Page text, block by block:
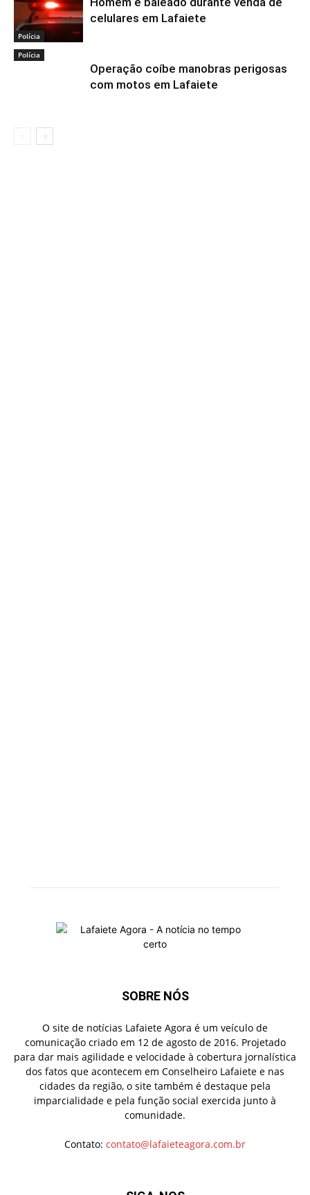
Polícia
celulares em Lafaiete
Polícia
Operação coíbe manobras perigosas
com motos em Lafaiete
SOBRE NÓS
O site de notícias Lafaiete Agora é um veículo de
comunicação criado em 12 de agosto de 2016. Projetado
para dar mais agilidade e velocidade à cobertura jornalística
dos fatos que acontecem em Conselheiro Lafaiete e nas
cidades da região, o site também é destaque pela
imparcialidade e pela função social exercida junto à
comunidade.
Contato: contato@lafaieteagora.com.br